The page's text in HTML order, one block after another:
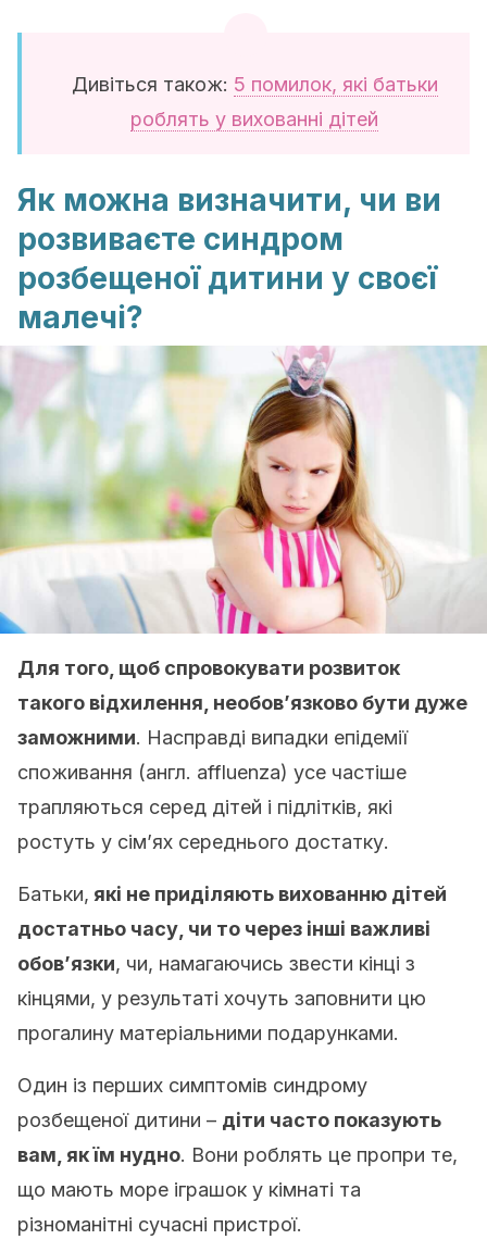
Дивіться також: 5 помилок, які батьки
роблять у вихованні дітей
Як можна визначити, чи ви
розвиваєте синдром
розбещеної дитини у своєї
малечі?
Для того, щоб спровокувати розвиток
такого відхилення, необов’язково бути дуже
заможними. Насправді випадки епідемії
споживання (англ. affluenza) усе частіше
трапляються серед дітей і підлітків, які
ростуть у сім’ях середнього достатку.
Батьки, які не приділяють вихованню дітей
достатньо часу, чи то через інші важливі
обов’язки, чи, намагаючись звести кінці з
кінцями, у результаті хочуть заповнити цю
прогалину матеріальними подарунками.
Один із перших симптомів синдрому
розбещеної дитини – діти часто показують
вам, як їм нудно. Вони роблять це пропри те,
що мають море іграшок у кімнаті та
різноманітні сучасні пристрої.